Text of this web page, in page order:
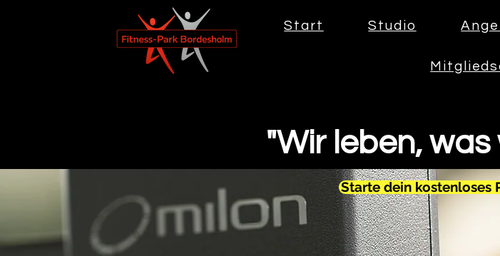
Start Studio
"Wir leben, was
Starte dein kostenloses